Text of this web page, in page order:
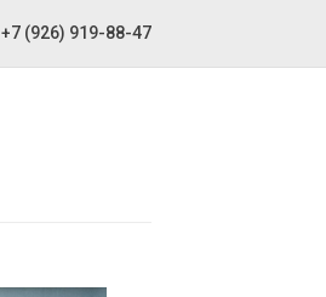
+7 (926) 919-88-47